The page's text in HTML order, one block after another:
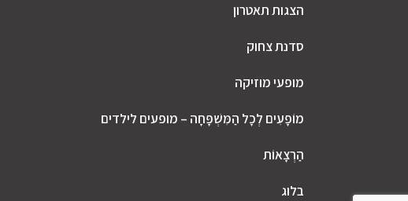
הצגות תאטרון
סדנת צחוק
מופעי מוזיקה
מוֹפָעִים לְכָל הַמִּשְׁפָּחָה – מופעים לילדים
הַרְצָאוֹת
בלוג